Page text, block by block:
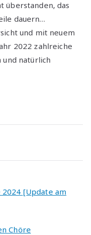
überstanden, das
dauern…
und mit neuem
2022 zahlreiche
natürlich
[Update am
Chöre